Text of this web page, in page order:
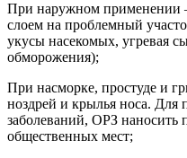
При наружном применении
слоем на проблемный
укусы насекомых, угревая
обморожения);
При насморке, простуде и
ноздрей и крылья носа.
заболеваний, ОРЗ наносить
общественных мест;